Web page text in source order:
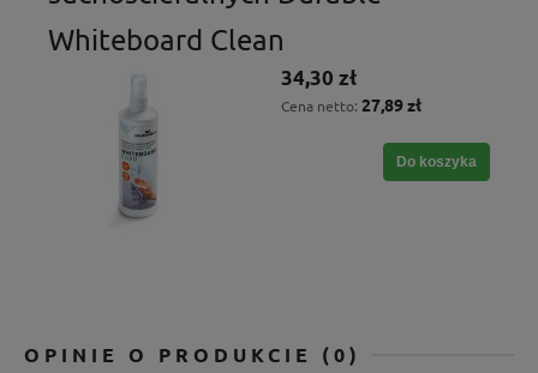
Whiteboard Clean
34,30 zł
Cena netto: 27,89 zł
Do koszyka
OPINIE O PRODUKCIE (0)